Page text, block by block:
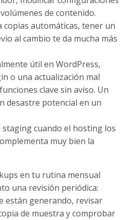
de contenido.
automáticas, tener un
al cambio te da mucha más
útil en WordPress,
o una actualización mal
clave sin aviso. Un
desastre potencial en un
cuando el hosting los
muy bien la
en tu rutina mensual
una revisión periódica:
están generando, revisar
de muestra y comprobar